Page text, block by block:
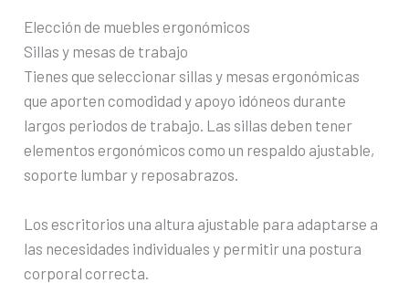
Elección de muebles ergonómicos
Sillas y mesas de trabajo
Tienes que seleccionar sillas y mesas ergonómicas
que aporten comodidad y apoyo idóneos durante
largos periodos de trabajo. Las sillas deben tener
elementos ergonómicos como un respaldo ajustable,
soporte lumbar y reposabrazos.
Los escritorios una altura ajustable para adaptarse a
las necesidades individuales y permitir una postura
corporal correcta.